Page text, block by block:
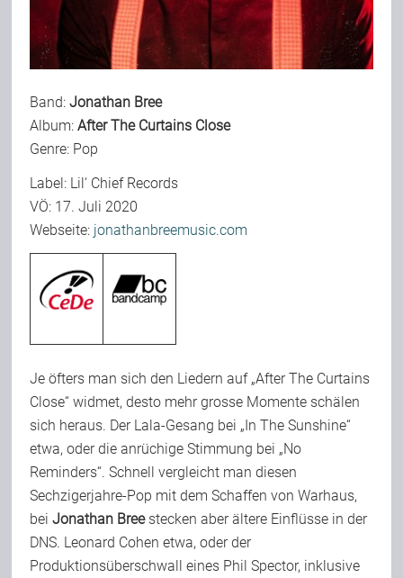
Backstage
Kontakt
Team
Join Us
Support Us
Playlisten
Band:Jonathan Bree
Album:After The Curtains Close
Genre: Pop
Label: Lil‘ Chief Records
VÖ: 17. Juli 2020
Webseite: jonathanbreemusic.com
Je öfters man sich den Liedern auf „After The Curtains
Close“ widmet, desto mehr grosse Momente schälen
sich heraus. Der Lala-Gesang bei „In The Sunshine“
etwa, oder die anrüchige Stimmung bei „No
Reminders“. Schnell vergleicht man diesen
Sechzigerjahre-Pop mit dem Schaffen von Warhaus,
beiJonathan Breestecken aber ältere Einflüsse in der
DNS. Leonard Cohen etwa, oder der
Produktionsüberschwall eines Phil Spector, inklusive